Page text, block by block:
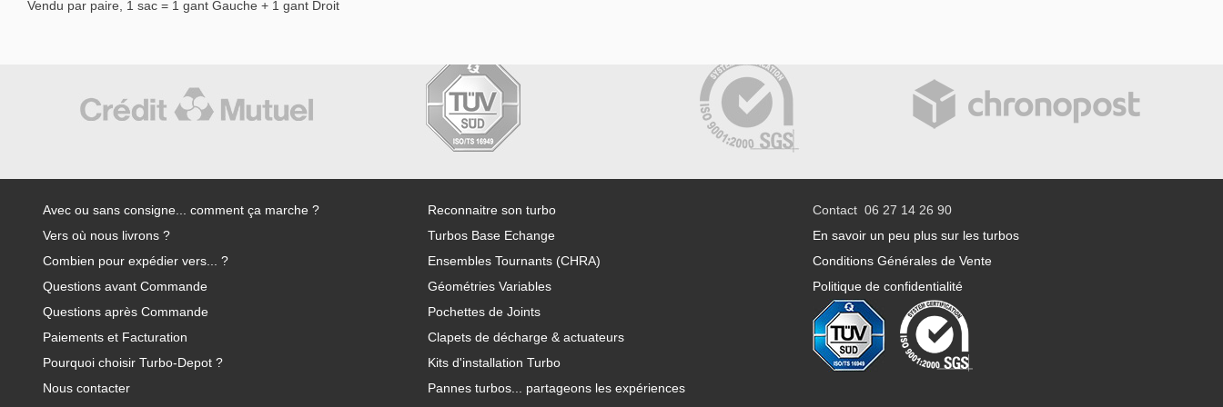
Vendu par paire, 1 sac = 1 gant Gauche + 1 gant Droit
Avec ou sans consigne... comment ça marche ?
Vers où nous livrons ?
Combien pour expédier vers... ?
Questions avant Commande
Questions après Commande
Paiements et Facturation
Pourquoi choisir Turbo-Depot ?
Nous contacter
Reconnaitre son turbo
Turbos Base Echange
Ensembles Tournants (CHRA)
Géométries Variables
Pochettes de Joints
Clapets de décharge & actuateurs
Kits d'installation Turbo
Pannes turbos... partageons les expériences
Contact 06 27 14 26 90
En savoir un peu plus sur les turbos
Conditions Générales de Vente
Politique de confidentialité